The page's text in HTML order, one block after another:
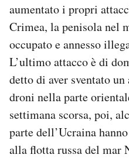
Area Personale
Newsletter
Notifiche mobile
Regala il Post
Hai bisogno di aiuto?
Esci
aumentato i propri
Crimea, la penisola nel
occupato e annesso
L’ultimo attacco è di
detto di aver sventato
droni nella parte
settimana scorsa, poi,
parte dell’Ucraina
alla flotta russa del mar